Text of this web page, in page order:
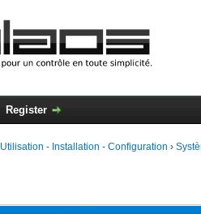
Register
Utilisation - Installation - Configuration ›